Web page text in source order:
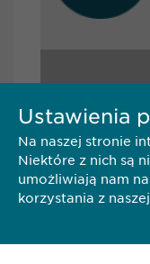
KONTAKT
Ewopharma
01-192
Ustawienia
Na naszej stronie
Niektóre z nich są
umożliwiają nam
korzystania z